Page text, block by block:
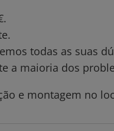
todas as suas
a maioria dos
e montagem no